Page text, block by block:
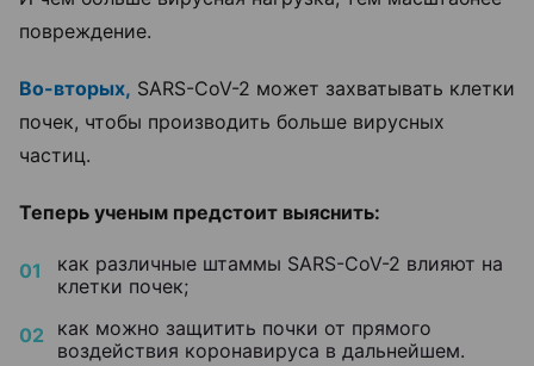
повреждение.
Во-вторых, SARS-CoV-2 может захватывать клетки
почек, чтобы производить больше вирусных
частиц.
Теперь ученым предстоит выяснить:
как различные штаммы SARS-CoV-2 влияют на
клетки почек;
как можно защитить почки от прямого
воздействия коронавируса в дальнейшем.